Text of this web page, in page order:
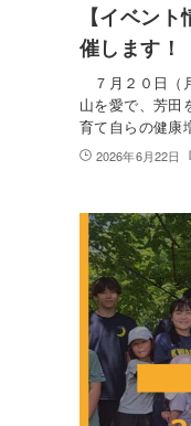
【イベン
催します！
７月２０日（
山を愛で、芳田
育て自らの健康
2026年6月22日